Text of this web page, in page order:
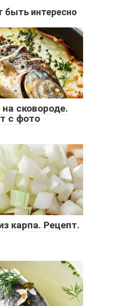
интересно
сковороде.
с фото
карпа. Рецепт.